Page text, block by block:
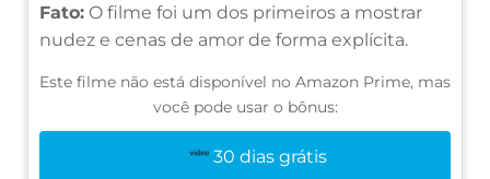
Fato: O filme foi um dos primeiros a mostrar
nudez e cenas de amor de forma explícita.
Este filme não está disponível no Amazon Prime, mas
você pode usar o bônus:
30 dias grátis